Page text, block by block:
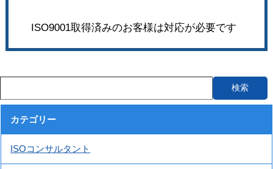
ISO9001取得済みのお客様は対応が必要です
カテゴリー
ISOコンサルタント